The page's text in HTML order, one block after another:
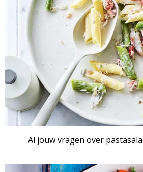
Al jouw vragen over